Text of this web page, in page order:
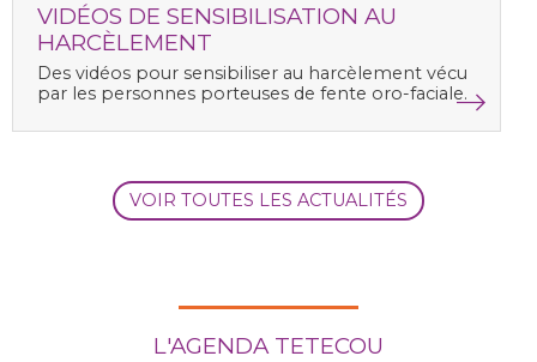
VIDÉOS DE SENSIBILISATION AU
HARCÈLEMENT
Des vidéos pour sensibiliser au harcèlement vécu
par les personnes porteuses de fente oro-faciale.
VOIR TOUTES LES ACTUALITÉS
L'AGENDA TETECOU